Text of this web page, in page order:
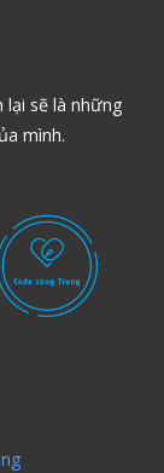
lại sẽ là những
mình.